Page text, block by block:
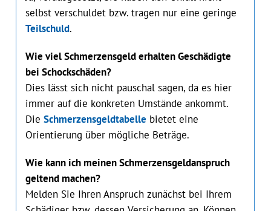
selbst verschuldet bzw. tragen nur eine geringe
Teilschuld.
Wie viel Schmerzensgeld erhalten Geschädigte
bei Schockschäden?
Dies lässt sich nicht pauschal sagen, da es hier
immer auf die konkreten Umstände ankommt.
Die Schmerzensgeldtabelle bietet eine
Orientierung über mögliche Beträge.
Wie kann ich meinen Schmerzensgeldanspruch
geltend machen?
Melden Sie Ihren Anspruch zunächst bei Ihrem